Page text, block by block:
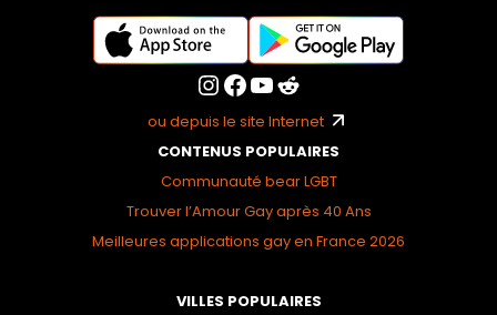
ou depuis le site Internet
CONTENUS POPULAIRES
Communauté bear LGBT
Trouver l’Amour Gay après 40 Ans
Meilleures applications gay en France 2026
VILLES POPULAIRES